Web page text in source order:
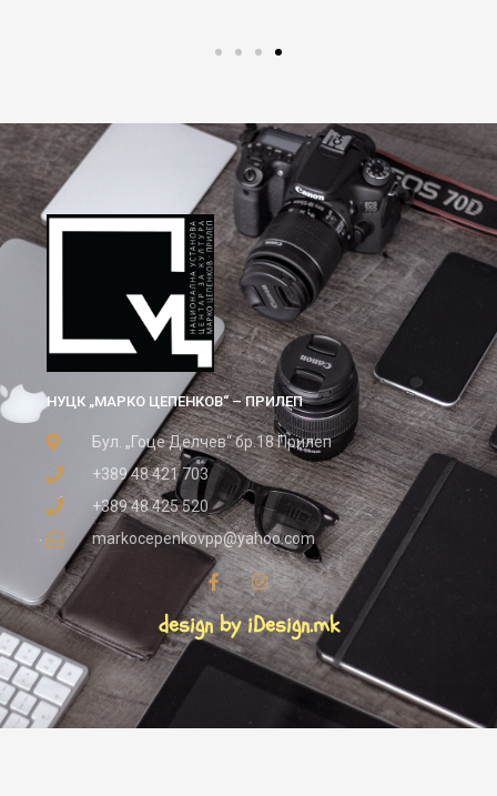
НУЦК „МАРКО ЦЕПЕНКОВ“ – ПРИЛЕП
Бул. „Гоце Делчев“ бр.18 Прилеп
+389 48 421 703
+389 48 425 520
markocepenkovpp@yahoo.com
design by iDesign.mk